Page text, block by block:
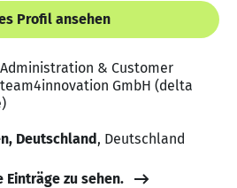
Profil ansehen
& Customer
GmbH (delta
Deutschland, Deutschland
Einträge zu sehen.